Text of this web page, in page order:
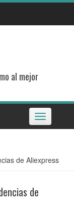
al mejor
Toggle
navigation
de Aliexpress
de